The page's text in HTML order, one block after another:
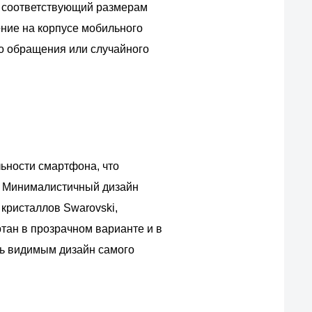
размерам
на корпусе мобильного
обращения или случайного
смартфона, что
дизайн
Swarovski,
в прозрачном варианте и в
видимым дизайн самого